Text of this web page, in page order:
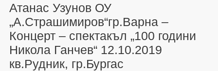
Атанас Узунов ОУ
„А.Страшимиров“гр.Варна –
Концерт – спектакъл „100 години
Никола Ганчев“ 12.10.2019
кв.Рудник, гр.Бургас